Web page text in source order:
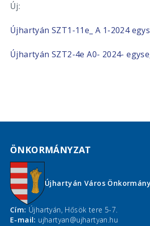
Új:
Újhartyán SZT1-11e_ A 1-2024
Újhartyán SZT2-4e A0- 2024-
ÖNKORMÁNYZAT
Újhartyán Város
Cím: Újhartyán, Hősök tere 5-7.
E-mail: ujhartyan@ujhartyan.hu